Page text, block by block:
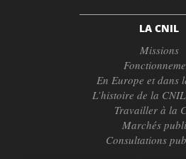
LA CNIL
Missions
En Europe et dans
L’histoire de la
Travailler à la
Marchés
Consultations